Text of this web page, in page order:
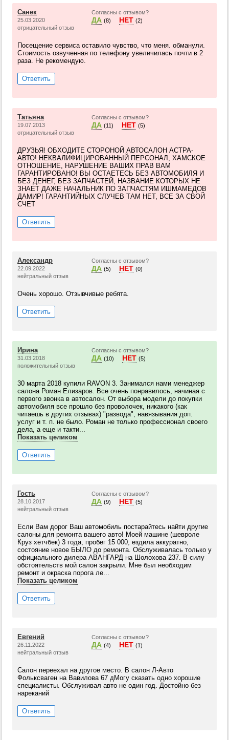
Санек
25.03.2020
отрицательный отзыв
Согласны с отзывом?
ДА (8) НЕТ (2)
Посещение сервиса оставило чувство, что меня. обманули.
Стоимость озвученная по телефону увеличилась почти в 2
раза. Не рекомендую.
Ответить
Татьяна
19.07.2013
отрицательный отзыв
Согласны с отзывом?
ДА (11) НЕТ (5)
ДРУЗЬЯ! ОБХОДИТЕ СТОРОНОЙ АВТОСАЛОН АСТРА-
АВТО! НЕКВАЛИФИЦИРОВАННЫЙ ПЕРСОНАЛ, ХАМСКОЕ
ОТНОШЕНИЕ, НАРУШЕНИЕ ВАШИХ ПРАВ ВАМ
ГАРАНТИРОВАНО! ВЫ ОСТАЕТЕСЬ БЕЗ АВТОМОБИЛЯ И
БЕЗ ДЕНЕГ, БЕЗ ЗАПЧАСТЕЙ, НАЗВАНИЕ КОТОРЫХ НЕ
ЗНАЕТ ДАЖЕ НАЧАЛЬНИК ПО ЗАПЧАСТЯМ ИШМАМЕДОВ
ДАМИР! ГАРАНТИЙНЫХ СЛУЧЕВ ТАМ НЕТ, ВСЕ ЗА СВОЙ
СЧЕТ
Ответить
Александр
22.09.2022
нейтральный отзыв
Согласны с отзывом?
ДА (5) НЕТ (0)
Очень хорошо. Отзывчивые ребята.
Ответить
Ирина
31.03.2018
положительный отзыв
Согласны с отзывом?
ДА (10) НЕТ (5)
30 марта 2018 купили RAVON 3. Занимался нами менеджер
салона Роман Елизаров. Все очень понравилось, начиная с
первого звонка в автосалон. От выбора модели до покупки
автомобиля все прошло без проволочек, никакого (как
читаешь в других отзывах) "развода", навязывания доп.
услуг и т. п. не было. Роман не только профессионал своего
дела, а еще и такти...
Показать целиком
Ответить
Гость
28.10.2017
нейтральный отзыв
Согласны с отзывом?
ДА (9) НЕТ (5)
Если Вам дорог Ваш автомобиль постарайтесь найти другие
салоны для ремонта вашего авто! Моей машине (шевроле
Круз хетчбек) 3 года, пробег 15 000, ездила аккуратно,
состояние новое БЫЛО до ремонта. Обслуживалась только у
официального дилера АВАНГАРД на Шолохова 237. В силу
обстоятельств мой салон закрыли. Мне был необходим
ремонт и окраска порога ле...
Показать целиком
Ответить
Евгений
26.11.2022
нейтральный отзыв
Согласны с отзывом?
ДА (4) НЕТ (1)
Салон переехал на другое место. В салон Л-Авто
Фольксваген на Вавилова 67 дМогу сказать одно хорошие
специалисты. Обслуживал авто не один год. Достойно без
нареканий
Ответить